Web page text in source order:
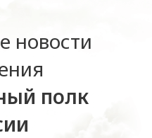
новости
полк